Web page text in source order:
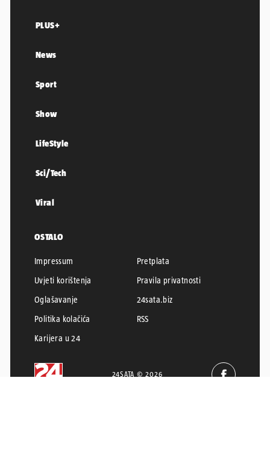
PLUS+
News
Sport
Show
LifeStyle
Sci/Tech
Viral
OSTALO
Impressum
Pretplata
Uvjeti korištenja
Pravila privatnosti
Oglašavanje
24sata.biz
Politika kolačića
RSS
Karijera u 24
24SATA © 2026